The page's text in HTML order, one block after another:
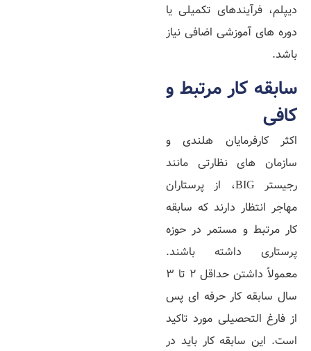
دیپلم، فرآیندهای تکمیلی یا
دوره‌ های آموزشی اضافی نیاز
باشد.
سابقه کار مرتبط و
کافی
اکثر کارفرمایان هلندی و
سازمان‌ های نظارتی مانند
رجیستر BIG، از پرستاران
مهاجر انتظار دارند که سابقه
کار مرتبط و مستمر در حوزه
پرستاری داشته باشند.
معمولاً داشتن حداقل 2 تا 3
سال سابقه کار حرفه‌ ای پس
از فارغ‌ التحصیلی مورد تاکید
است. این سابقه کار باید در